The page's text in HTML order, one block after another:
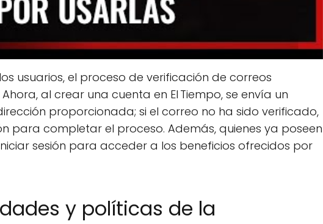
usuarios, el proceso de verificación de correos
al crear una cuenta en El Tiempo, se envía un
proporcionada; si el correo no ha sido verificado,
para completar el proceso. Además, quienes ya poseen
sesión para acceder a los beneficios ofrecidos por
y políticas de la